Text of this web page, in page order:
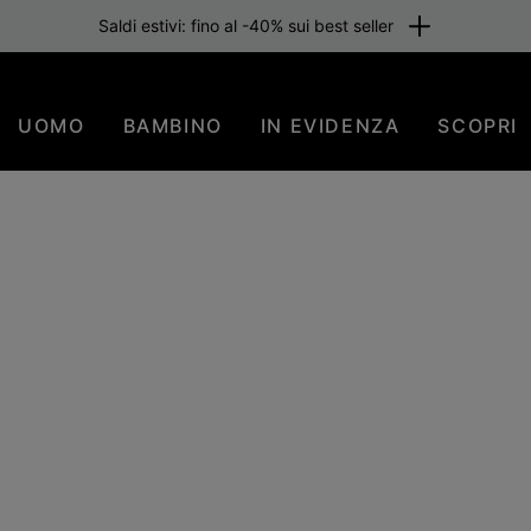
Saldi estivi: fino al -40% sui best seller
UOMO BAMBINO IN EVIDENZA SCOPRI